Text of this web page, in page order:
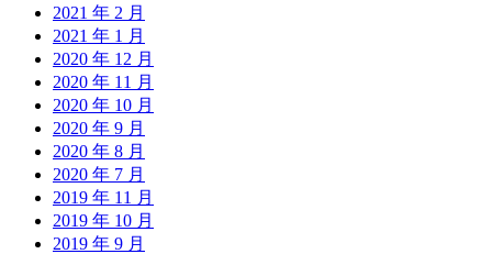
2021 年 2 月
2021 年 1 月
2020 年 12 月
2020 年 11 月
2020 年 10 月
2020 年 9 月
2020 年 8 月
2020 年 7 月
2019 年 11 月
2019 年 10 月
2019 年 9 月